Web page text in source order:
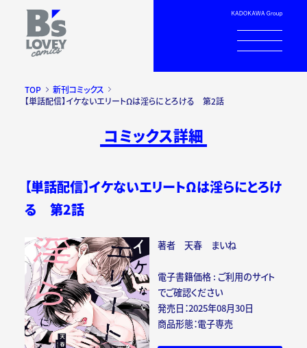
TOP
新刊コミックス
【単話配信】イケないエリートΩは淫らにとろける 第2話
コミックス詳細
【単話配信】イケないエリートΩは淫らにとろけ
る 第2話
著者 天春 まいね
電子書籍価格 : ご利用のサイト
でご確認ください
発売日：2025年08月30日
商品形態：電子専売